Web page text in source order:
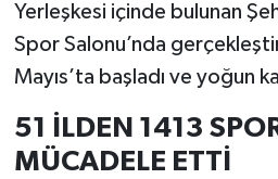
Yerleşkesi içinde bulunan
Spor Salonu’nda
Mayıs’ta başladı ve yoğun
51 İLDEN 1413
MÜCADELE ETTİ
Kültür Sanat
Kütahya
Magazin